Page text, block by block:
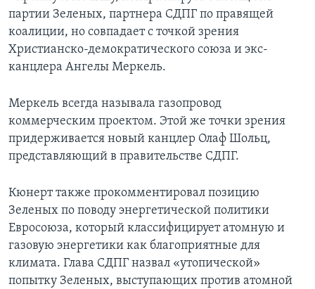
партии Зеленых, партнера СДПГ по правящей
коалиции, но совпадает с точкой зрения
Христианско-демократического союза и экс-
канцлера Ангелы Меркель.
Меркель всегда называла газопровод
коммерческим проектом. Этой же точки зрения
придерживается новый канцлер Олаф Шольц,
представляющий в правительстве СДПГ.
Кюнерт также прокомментировал позицию
Зеленых по поводу энергетической политики
Евросоюза, который классифицирует атомную и
газовую энергетики как благоприятные для
климата. Глава СДПГ назвал «утопической»
попытку Зеленых, выступающих против атомной